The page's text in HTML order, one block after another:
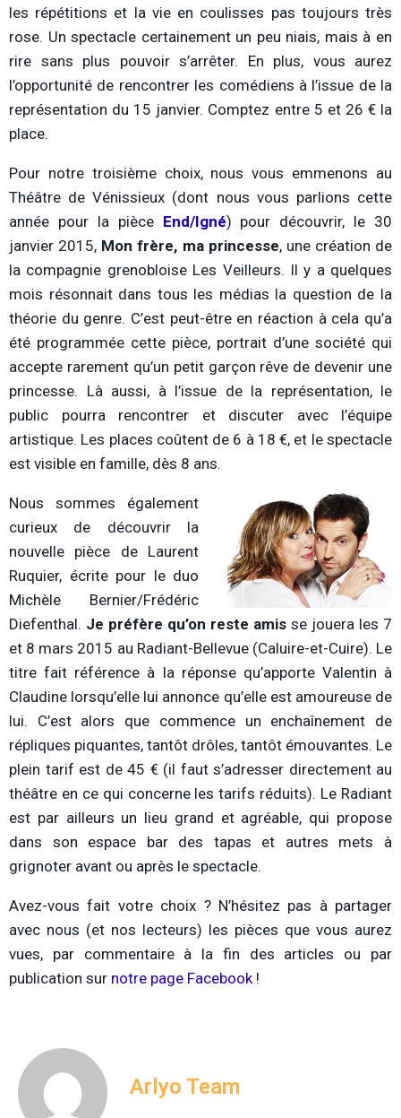
les répétitions et la vie en coulisses pas toujours très
rose. Un spectacle certainement un peu niais, mais à en
rire sans plus pouvoir s’arrêter. En plus, vous aurez
l’opportunité de rencontrer les comédiens à l’issue de la
représentation du 15 janvier. Comptez entre 5 et 26 € la
place.
Pour notre troisième choix, nous vous emmenons au
Théâtre de Vénissieux (dont nous vous parlions cette
année pour la pièce End/Igné) pour découvrir, le 30
janvier 2015, Mon frère, ma princesse, une création de
la compagnie grenobloise Les Veilleurs. Il y a quelques
mois résonnait dans tous les médias la question de la
théorie du genre. C’est peut-être en réaction à cela qu’a
été programmée cette pièce, portrait d’une société qui
accepte rarement qu’un petit garçon rêve de devenir une
princesse. Là aussi, à l’issue de la représentation, le
public pourra rencontrer et discuter avec l’équipe
artistique. Les places coûtent de 6 à 18 €, et le spectacle
est visible en famille, dès 8 ans.
Nous sommes également
curieux de découvrir la
nouvelle pièce de Laurent
Ruquier, écrite pour le duo
Michèle Bernier/Frédéric
Diefenthal. Je préfère qu’on reste amis se jouera les 7
et 8 mars 2015 au Radiant-Bellevue (Caluire-et-Cuire). Le
titre fait référence à la réponse qu’apporte Valentin à
Claudine lorsqu’elle lui annonce qu’elle est amoureuse de
lui. C’est alors que commence un enchaînement de
répliques piquantes, tantôt drôles, tantôt émouvantes. Le
plein tarif est de 45 € (il faut s’adresser directement au
théâtre en ce qui concerne les tarifs réduits). Le Radiant
est par ailleurs un lieu grand et agréable, qui propose
dans son espace bar des tapas et autres mets à
grignoter avant ou après le spectacle.
Avez-vous fait votre choix ? N’hésitez pas à partager
avec nous (et nos lecteurs) les pièces que vous aurez
vues, par commentaire à la fin des articles ou par
publication sur notre page Facebook!
Arlyo Team